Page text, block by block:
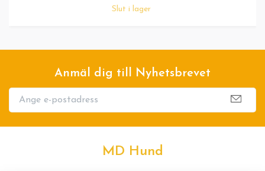
Slut i lager
Anmäl dig till Nyhetsbrevet
MD Hund